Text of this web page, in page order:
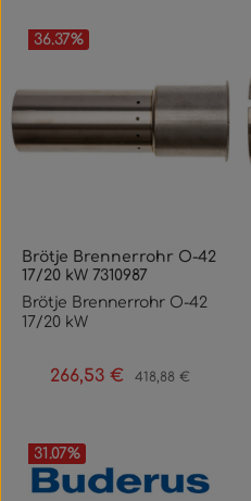
36.37%
Brötje Brennerrohr O-42
17/20 kW 7310987
Brötje Brennerrohr O-42
17/20 kW
Verkaufspreis:
266,53 € Regulärer Preis:
418,88 €
31.07%